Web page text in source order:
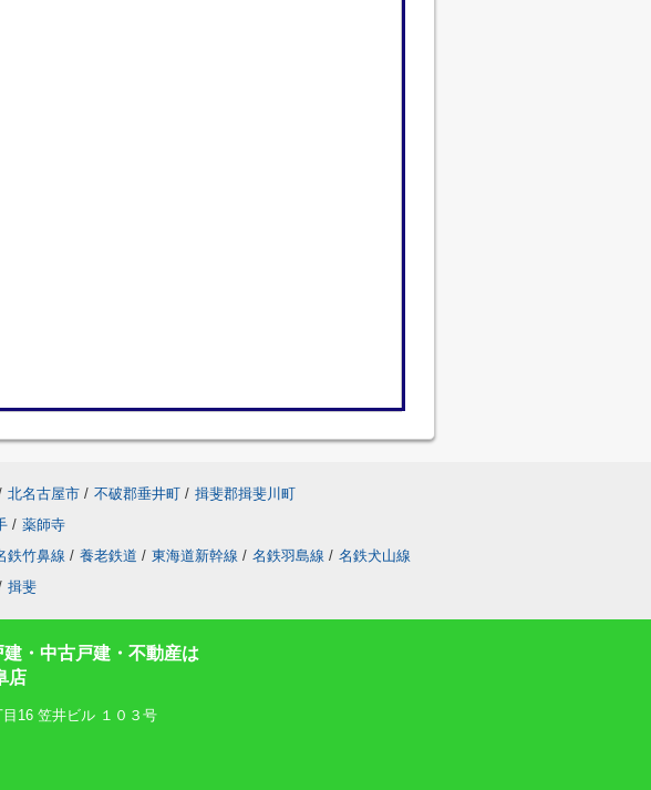
北名古屋市 / 不破郡垂井町 / 揖斐郡揖斐川町
/ 薬師寺
鉄竹鼻線 / 養老鉄道 / 東海道新幹線 / 名鉄羽島線 / 名鉄犬山線
揖斐
・中古戸建・不動産は
店
16 笠井ビル １０３号